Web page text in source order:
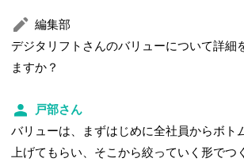
編集部
デジタリフトさんのバリューについて詳細
ますか？
戸部さん
バリューは、まずはじめに全社員からボト
上げてもらい、そこから絞っていく形でつ